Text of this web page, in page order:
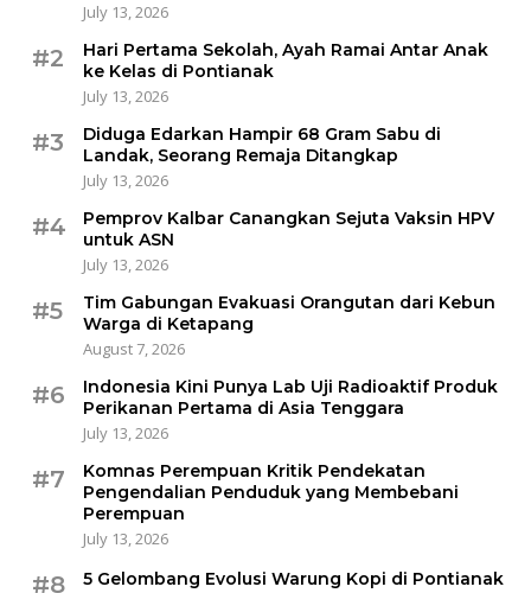
July 13, 2026
#2
Hari Pertama Sekolah, Ayah Ramai Antar Anak
ke Kelas di Pontianak
July 13, 2026
#3
Diduga Edarkan Hampir 68 Gram Sabu di
Landak, Seorang Remaja Ditangkap
July 13, 2026
#4
Pemprov Kalbar Canangkan Sejuta Vaksin HPV
untuk ASN
July 13, 2026
#5
Tim Gabungan Evakuasi Orangutan dari Kebun
Warga di Ketapang
August 7, 2026
#6
Indonesia Kini Punya Lab Uji Radioaktif Produk
Perikanan Pertama di Asia Tenggara
July 13, 2026
#7
Komnas Perempuan Kritik Pendekatan
Pengendalian Penduduk yang Membebani
Perempuan
July 13, 2026
#8
5 Gelombang Evolusi Warung Kopi di Pontianak